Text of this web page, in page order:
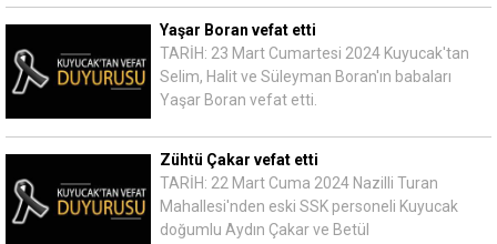
Yaşar Boran vefat etti
TARİH: 23 Mart Cumartesi 2024 Kuyucak'tan
Selim, Halit ve Süleyman Boran'ın babaları
Yaşar Boran vefat etti.
Zühtü Çakar vefat etti
TARİH: 22 Mart Cuma 2024 Nazilli Turan
Mahallesi'nden eski SSK personeli Kuyucak
doğumlu Aydın Çakar ve Betül